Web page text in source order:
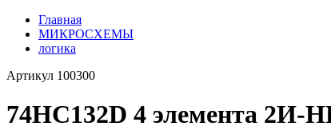
Главная
МИКРОСХЕМЫ
логика
Артикул 100300
74HC132D 4 элемента 2И-